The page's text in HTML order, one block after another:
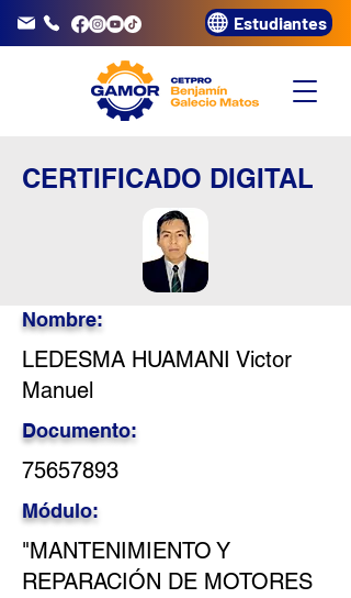
3320072 Estudiantes
CERTIFICADO DIGITAL
Nombre:
LEDESMA HUAMANI Victor
Manuel
Documento:
75657893
Módulo:
"MANTENIMIENTO Y
REPARACIÓN DE MOTORES